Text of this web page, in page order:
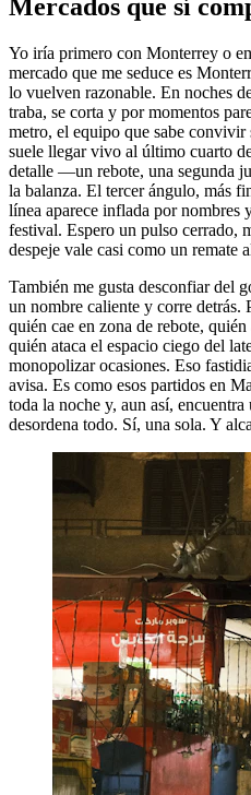
Mercados que sí
Yo iría primero con Monterrey o
mercado que me seduce es
lo vuelven razonable. En noches
traba, se corta y por momentos
metro, el equipo que sabe
suele llegar vivo al último cuarto
detalle —un rebote, una segunda
la balanza. El tercer ángulo, más
línea aparece inflada por nombres
festival. Espero un pulso cerrado,
despeje vale casi como un remate
También me gusta desconfiar del
un nombre caliente y corre detrás.
quién cae en zona de rebote,
quién ataca el espacio ciego del
monopolizar ocasiones. Eso
avisa. Es como esos partidos en
toda la noche y, aun así,
desordena todo. Sí, una sola. Y